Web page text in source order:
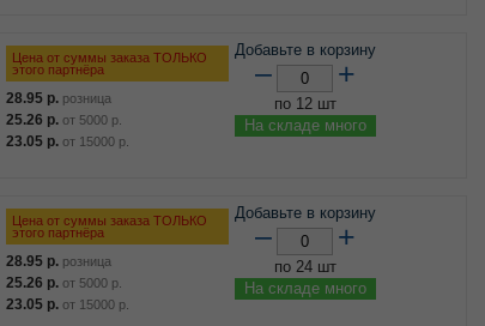
Цена от суммы заказа ТОЛЬКО
этого партнёра
28.95 р. розница
25.26 р. от 5000 р.
23.05 р. от 15000 р.
Добавьте в корзину
– +
по 12 шт
На складе много
Цена от суммы заказа ТОЛЬКО
этого партнёра
28.95 р. розница
25.26 р. от 5000 р.
23.05 р. от 15000 р.
Добавьте в корзину
– +
по 24 шт
На складе много